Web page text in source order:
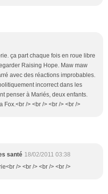
ça part chaque fois en roue libre
Raising Hope. Maw maw
avec des réactions improbables.
incorrect dans les
penser à Mariés, deux enfants.
Fox.<br /> <br /> <br /> <br />
santé 18/02/2011 03:38
/> <br /> <br /> <br />